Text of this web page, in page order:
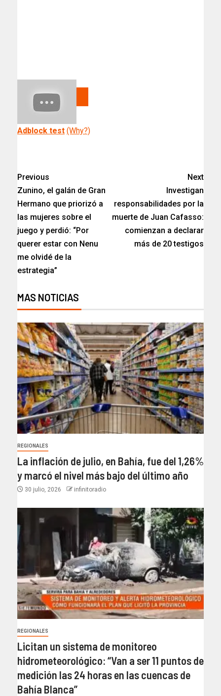
Adblock test (Why?)
Previous
Zunino, el galán de Gran
Hermano que priorizó a
las mujeres sobre el
juego y perdió: “Por
querer estar con Nenu
me olvidé de la
estrategia”
Next
Investigan
responsabilidades por la
muerte de Juan Cafasso:
comienzan a declarar
más de 20 testigos​
MAS NOTICIAS
REGIONALES
La inflación de julio, en Bahía, fue del 1,26%
y marcó el nivel más bajo del último año​
30 julio, 2026 infinitoradio
REGIONALES
Licitan un sistema de monitoreo
hidrometeorológico: “Van a ser 11 puntos de
medición las 24 horas en las cuencas de
Bahía Blanca”​